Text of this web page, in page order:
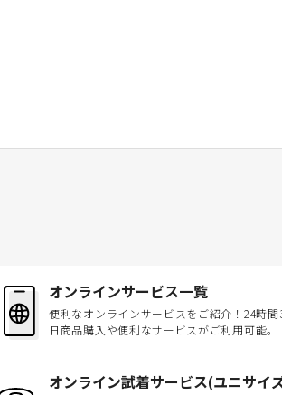
オンラインサービス一覧
便利なオンラインサービスをご紹介！24時間
日商品購入や便利なサービスがご利用可能。
オンライン試着サービス(ユニサイ